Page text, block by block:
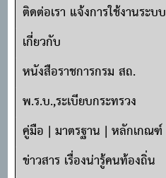
ติดต่อเรา แจ้งการใช้งานระบบ
เกี่ยวกับ
หนังสือราชการกรม สถ.
พ.ร.บ.,ระเบียบกระทรวง
คู่มือ | มาตรฐาน | หลักเกณฑ์
ข่าวสาร เรื่องน่ารู้คนท้องถิ่น